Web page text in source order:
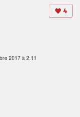
4
2017 à 2:11